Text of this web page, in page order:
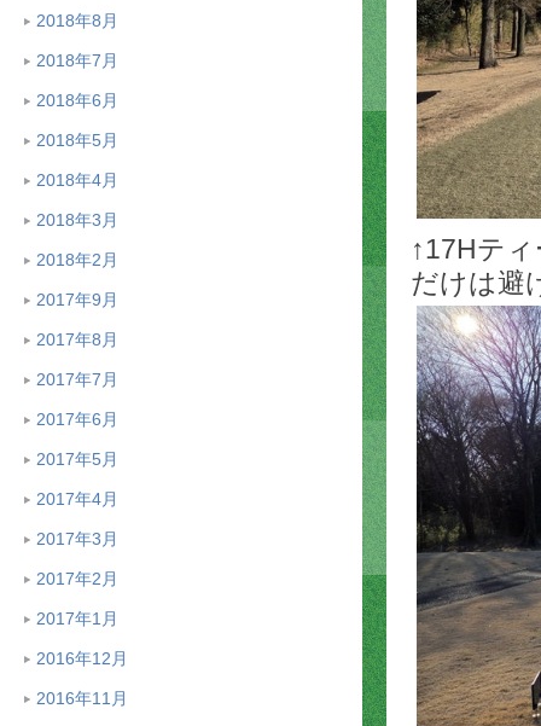
2018年8月
2018年7月
2018年6月
2018年5月
2018年4月
2018年3月
2018年2月
2017年9月
2017年8月
2017年7月
2017年6月
2017年5月
2017年4月
2017年3月
2017年2月
2017年1月
2016年12月
2016年11月
↑17Hテ
だけは避